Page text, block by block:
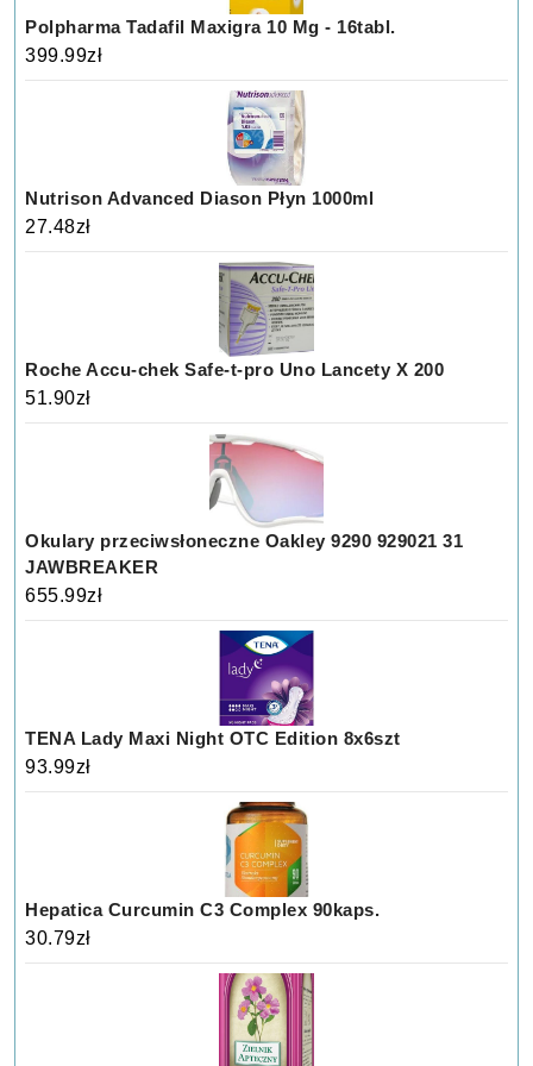
Polpharma Tadafil Maxigra 10 Mg - 16tabl.
399.99zł
Nutrison Advanced Diason Płyn 1000ml
27.48zł
Roche Accu-chek Safe-t-pro Uno Lancety X 200
51.90zł
Okulary przeciwsłoneczne Oakley 9290 929021 31
JAWBREAKER
655.99zł
TENA Lady Maxi Night OTC Edition 8x6szt
93.99zł
Hepatica Curcumin C3 Complex 90kaps.
30.79zł